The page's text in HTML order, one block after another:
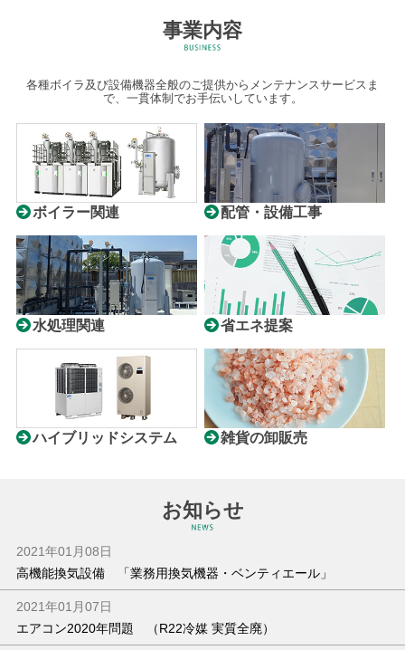
事業内容
各種ボイラ及び設備機器全般のご提供からメンテナンスサービスま
で、一貫体制でお手伝いしています。
ボイラー関連 配管・設備工事
水処理関連 省エネ提案
ハイブリッドシステム 雑貨の卸販売
お知らせ
2021年01月08日
高機能換気設備 「業務用換気機器・ベンティエール」
2021年01月07日
エアコン2020年問題 （R22冷媒 実質全廃）